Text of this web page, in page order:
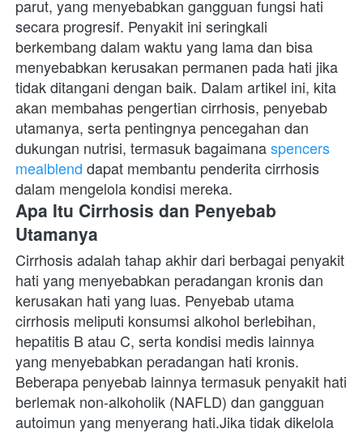
parut, yang menyebabkan gangguan fungsi hati
secara progresif. Penyakit ini seringkali
berkembang dalam waktu yang lama dan bisa
menyebabkan kerusakan permanen pada hati jika
tidak ditangani dengan baik. Dalam artikel ini, kita
akan membahas pengertian cirrhosis, penyebab
utamanya, serta pentingnya pencegahan dan
dukungan nutrisi, termasuk bagaimana spencers
mealblend dapat membantu penderita cirrhosis
dalam mengelola kondisi mereka.
Apa Itu Cirrhosis dan Penyebab
Utamanya
Cirrhosis adalah tahap akhir dari berbagai penyakit
hati yang menyebabkan peradangan kronis dan
kerusakan hati yang luas. Penyebab utama
cirrhosis meliputi konsumsi alkohol berlebihan,
hepatitis B atau C, serta kondisi medis lainnya
yang menyebabkan peradangan hati kronis.
Beberapa penyebab lainnya termasuk penyakit hati
berlemak non-alkoholik (NAFLD) dan gangguan
autoimun yang menyerang hati.Jika tidak dikelola